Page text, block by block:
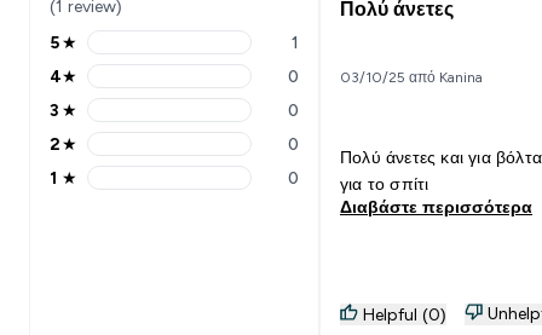
(1 review)
5 stars rating 1 reviews
5★ 1
4 stars rating 0 reviews
4★ 0
3 stars rating 0 reviews
3 ★ 0
2 stars rating 0 reviews
2★ 0
1 stars rating 0 reviews
1 ★ 0
Πολύ άνετες
03/10/25 από Kanina
Πολύ άνετες και για
για το σπίτι
Διαβάστε περισσότερα
Helpful (0)